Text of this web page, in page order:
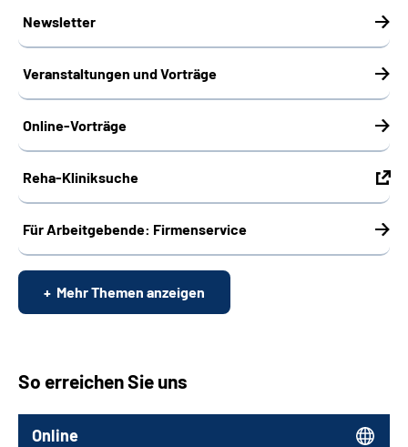
Newsletter
Veranstaltungen und Vorträge
Online-Vorträge
Reha-Kliniksuche
Für Arbeitgebende: Firmenservice
Mehr Themen anzeigen
So erreichen Sie uns
Online